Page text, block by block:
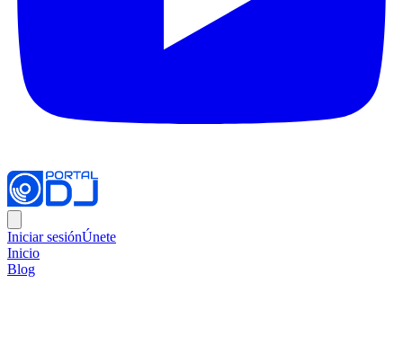
Iniciar sesiónÚnete
Inicio
Blog